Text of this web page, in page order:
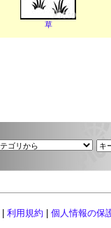
草
利用規約 個人情報の保